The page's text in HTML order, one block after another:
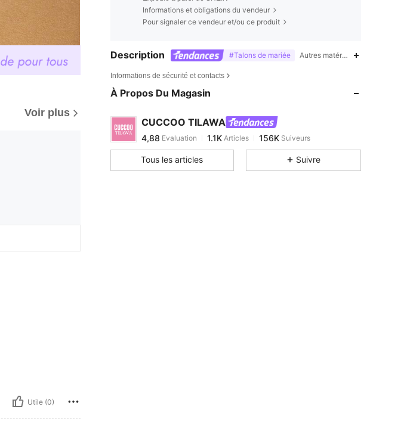
Voir plus
Utile (0)
Informations et obligations du vendeur
Pour signaler ce vendeur et/ou ce produit
Description #Talons de mariée Autres matériaux (TPU),Id al-
Informations de sécurité et contacts
À Propos Du Magasin
CUCCOO TILAWA
4,88 1.1K
156K
4,88
1.1K
4,88
1.1K
156K
a***2est en train de naviguer
4,88 1.1K
156K
Tous les articles Suivre